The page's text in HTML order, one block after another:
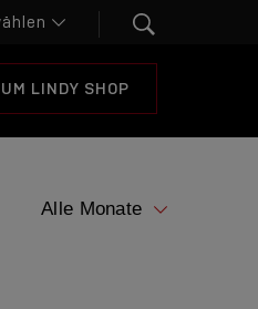
LINDY SHOP